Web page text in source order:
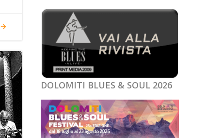
DOLOMITI BLUES & SOUL 2026